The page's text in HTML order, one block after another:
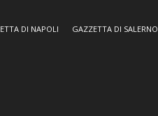
DI NAPOLI GAZZETTA DI SALERNO